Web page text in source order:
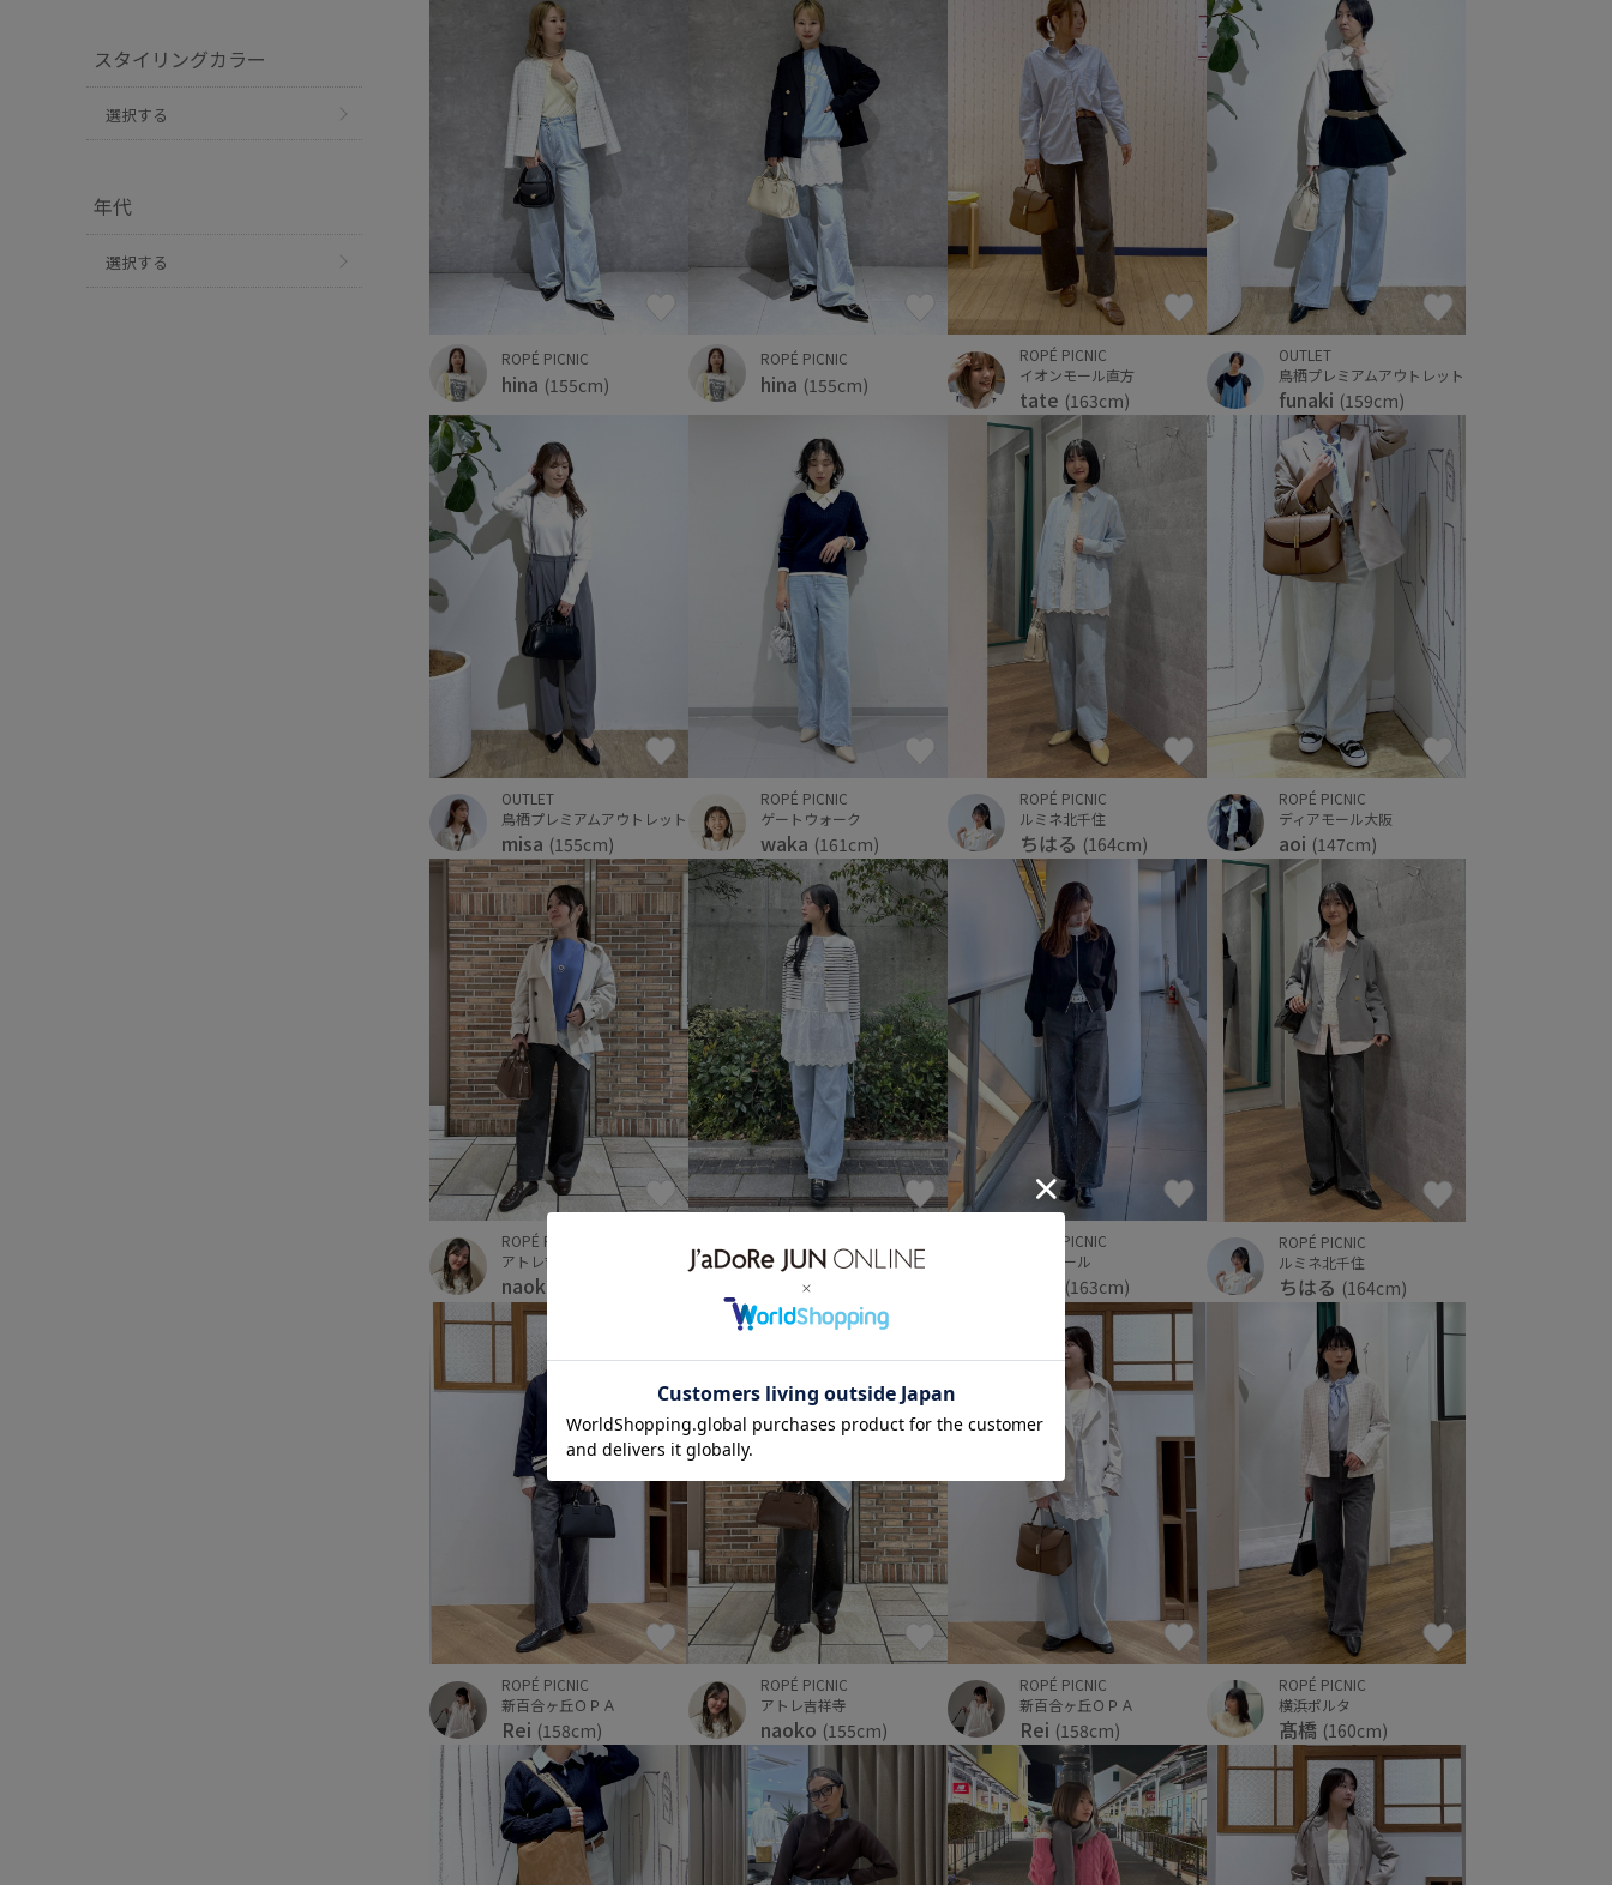
スタイリングカラー
選択する
年代
選択する
ROPÉ PICNIC
hina (155cm)
ROPÉ PICNIC
hina (155cm)
ROPÉ PICNIC
イオンモール直方
tate (163cm)
OUTLET
鳥栖プレミアムアウトレット
funaki (159cm)
OUTLET
鳥栖プレミアムアウトレット
misa (155cm)
ROPÉ PICNIC
ゲートウォーク
waka (161cm)
ROPÉ PICNIC
ルミネ北千住
ちはる (164cm)
ROPÉ PICNIC
ディアモール大阪
aoi (147cm)
ROPÉ PICNIC
アトレ吉祥寺
naoko
アミュプラザ長崎
airin(162cm)
ROPÉ PICNIC
京阪モール
(163cm)
ROPÉ PICNIC
ルミネ北千住
ちはる (164cm)
ROPÉ PICNIC
新百合ヶ丘ＯＰＡ
Rei (158cm)
ROPÉ PICNIC
アトレ吉祥寺
naoko (155cm)
ROPÉ PICNIC
新百合ヶ丘ＯＰＡ
Rei (158cm)
ROPÉ PICNIC
横浜ポルタ
髙橋 (160cm)